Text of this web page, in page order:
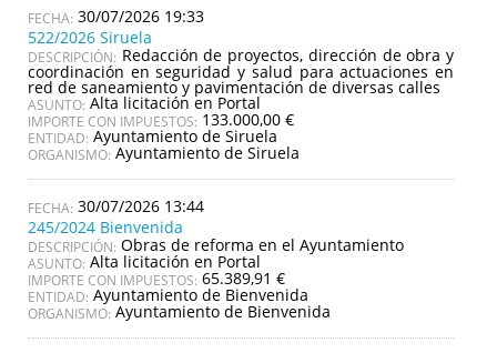
30/07/2026 19:33
522/2026 Siruela
DESCRIPCIÓN: Redacción de proyectos, dirección de obra y
coordinación en seguridad y salud para actuaciones en
red de saneamiento y pavimentación de diversas calles
ASUNTO: Alta licitación en Portal
IMPORTE CON IMPUESTOS: 133.000,00 €
ENTIDAD: Ayuntamiento de Siruela
ORGANISMO: Ayuntamiento de Siruela
30/07/2026 13:44
245/2024 Bienvenida
DESCRIPCIÓN: Obras de reforma en el Ayuntamiento
ASUNTO: Alta licitación en Portal
IMPORTE CON IMPUESTOS: 65.389,91 €
ENTIDAD: Ayuntamiento de Bienvenida
ORGANISMO: Ayuntamiento de Bienvenida